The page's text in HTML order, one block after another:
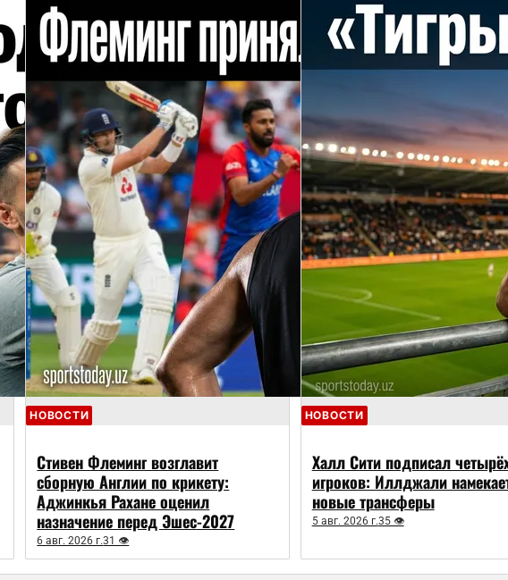
НОВОСТИ
Стивен Флеминг возглавит
сборную Англии по крикету:
Аджинкья Рахане оценил
назначение перед Эшес-2027
6 авг. 2026 г.31 👁
НОВОСТИ
Халл Сити подписал
игроков: Иллджали
новые трансферы
5 авг. 2026 г.35 👁